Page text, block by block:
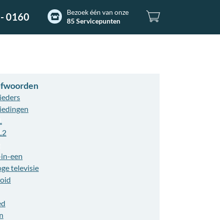
0160
Bezoek één van onze
85 Servicepunten
een
televisie